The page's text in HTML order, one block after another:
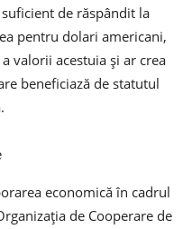
de răspândit la
pentru dolari americani,
valorii acestuia și ar crea
beneficiază de statutul
economică în cadrul
de Cooperare de